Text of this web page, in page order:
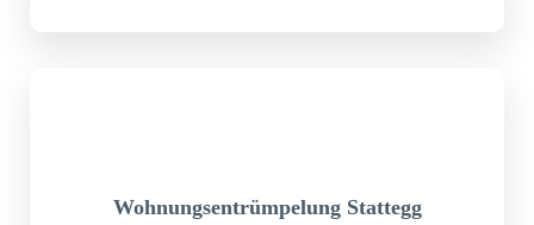
Wohnungsentrümpelung Stattegg